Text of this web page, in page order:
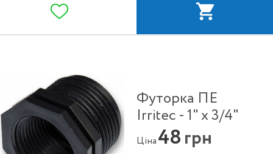
Футорка ПЕ
Irritec - 1" x 3/4"
Ціна48грн